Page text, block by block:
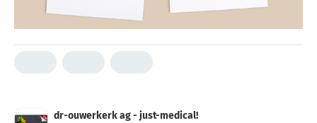
dr-ouwerkerk ag - just-medical!